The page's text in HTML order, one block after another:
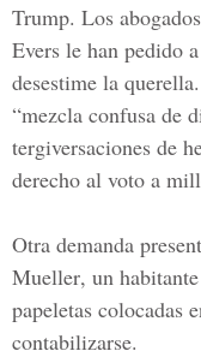
Trump. Los
Evers le han pedido
desestime la
“mezcla confusa de
tergiversaciones de
derecho al voto a
Otra demanda
Mueller, un
papeletas colocadas
contabilizarse.